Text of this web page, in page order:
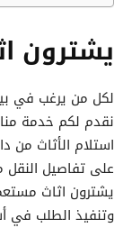
يشترون
لكل من يرغب في
نقدم لكم خدمة
استلام الأثاث من
على تفاصيل
يشترون اثاث
وتنفيذ الطلب في